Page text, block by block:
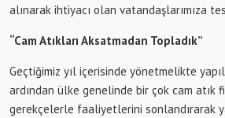
alınarak ihtiyacı olan vatandaşlarımıza
“Cam Atıkları Aksatmadan Topladık”
Geçtiğimiz yıl içerisinde yönetmelikte
ardından ülke genelinde bir çok cam atık
gerekçelerle faaliyetlerini sonlandırarak